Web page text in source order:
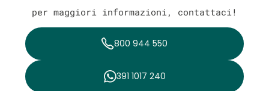
per maggiori informazioni, contattaci!
800 944 550
391 1017 240